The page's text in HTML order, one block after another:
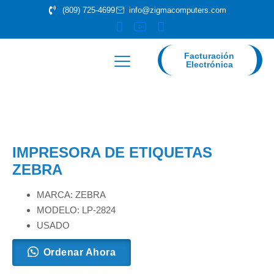
(809) 725-4699 info@zigmacomputers.com
Facturación
Electrónica
IMPRESORA DE ETIQUETAS
ZEBRA
MARCA: ZEBRA
MODELO: LP-2824
USADO
Ordenar Ahora